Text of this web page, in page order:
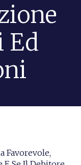
Ed
Favorevole,